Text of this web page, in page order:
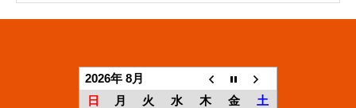
2026年 8月
日
月 火 水 木 金
土